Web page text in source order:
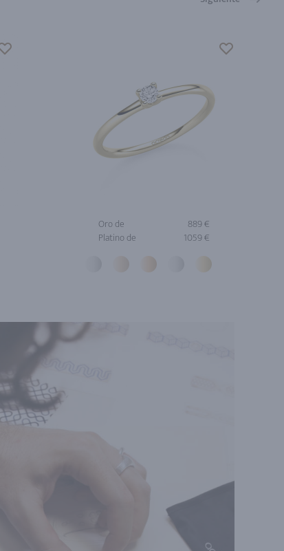
Oro de
889 €
Platino de
1059 €